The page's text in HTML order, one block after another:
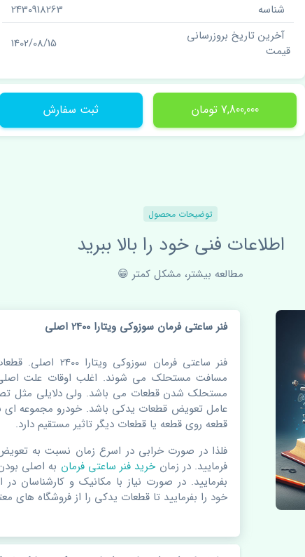
شناسه
2430918263
آخرین تاریخ بروزرسانی
قیمت
1402/08/15
7,800,000 تومان ثبت سفارش
توضیحات محصول
اطلاعات فنی خود را بالا ببرید
مطالعه بیشتر، مشکل کمتر 😁
فنر ساعتی فرمان سوزوکی ویتارا 2400 اصلی
فنر ساعتی فرمان
مسافت مستحلک می شوند. اغلب اوقات علت اصلی
مستحلک شدن قطعات می باشد. ولی دلایلی مثل
عامل تعویض قطعات یدکی باشد. خودرو مجموعه ای
قطعه روی قطعه یا قطعات دیگر تاثیر مستقیم دارد.
فلذا در صورت خرابی در اسرع زمان نسبت به
فرمایید. در زمان خرید فنر ساعتی فرمان به اصلی
بفرمایید. در صورت نیاز با مکانیک و کارشناسان
خود را بفرمایید تا قطعات یدکی را از فروشگاه های